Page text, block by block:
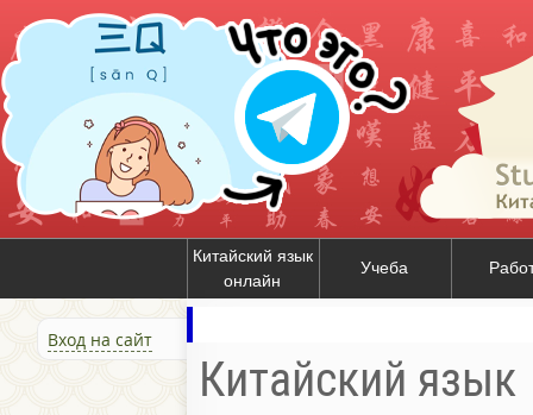
Китайский язык
онлайн
Учеба
Вход на сайт
Китайский язык